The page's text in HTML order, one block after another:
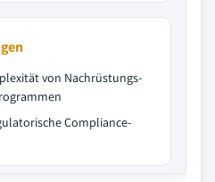
von Nachrüstungs-
Compliance-